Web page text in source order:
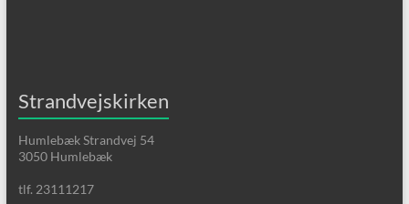
Strandvejskirken
Humlebæk Strandvej 54
3050 Humlebæk
tlf. 23111217